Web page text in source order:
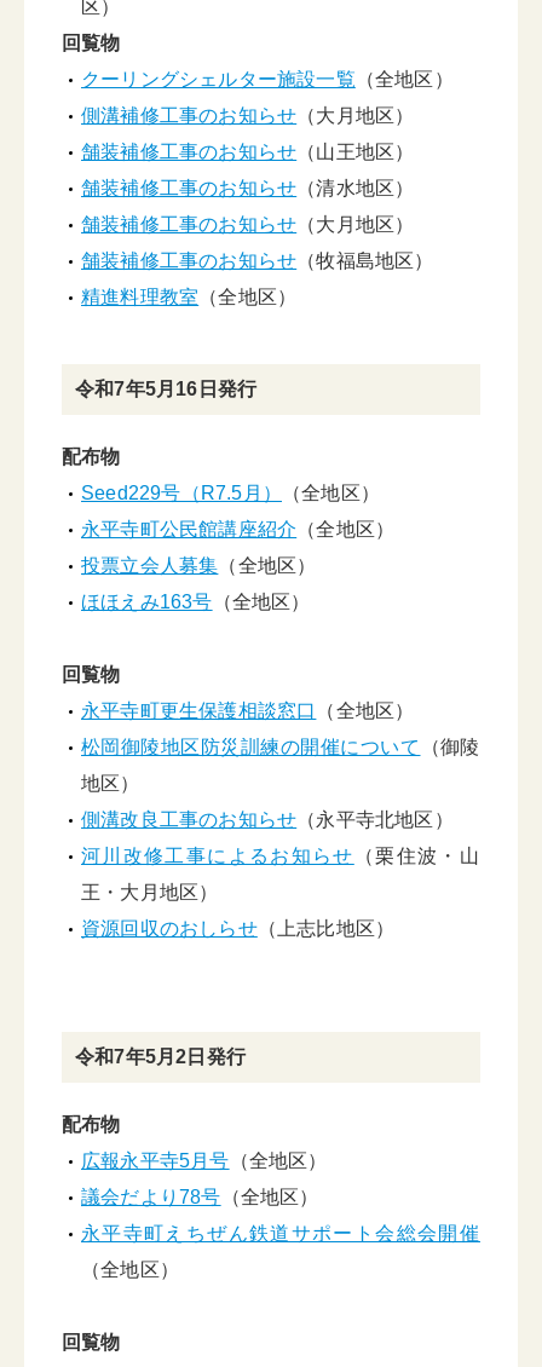
区）
回覧物
クーリングシェルター施設一覧 （全地区）
側溝補修工事のお知らせ （大月地区）
舗装補修工事のお知らせ （山王地区）
舗装補修工事のお知らせ （清水地区）
舗装補修工事のお知らせ （大月地区）
舗装補修工事のお知らせ （牧福島地区）
精進料理教室 （全地区）
令和7年5月16日発行
配布物
Seed229号（R7.5月）
（全地区）
永平寺町公民館講座紹介 （全地区）
投票立会人募集 （全地区）
ほほえみ163号 （全地区）
回覧物
永平寺町更生保護相談窓口
（全地区）
松岡御陵地区防災訓練の開催について
（御陵
地区）
側溝改良工事のお知らせ （永平寺北地区）
河川改修工事によるお知らせ
（栗住波・山
王・大月地区）
資源回収のおしらせ（上志比地区）
令和7年5月2日発行
配布物
広報永平寺5月号 （全地区）
議会だより78号 （全地区）
永平寺町えちぜん鉄道サポート会総会開催
（全地区）
回覧物